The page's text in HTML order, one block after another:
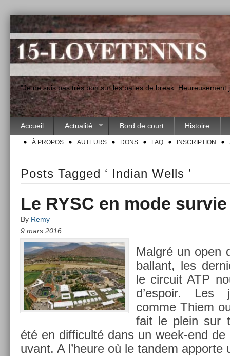
"Je ne suis pas très bon sur les balles de break.
Accueil Actualité Bord de court Histoire
À PROPOS AUTEURS DONS FAQ INSCRIPTION
Posts Tagged ‘ Indian Wells ’
Le RYSC en mode survie
By Remy
9 mars 2016
Malgré un open
bal­lant, les
le cir­cuit ATP
d’es­poir. Les
comme Thiem
fait le plein sur
été en dif­ficulté dans un week-end
uvant. A l’heure où le tan­dem